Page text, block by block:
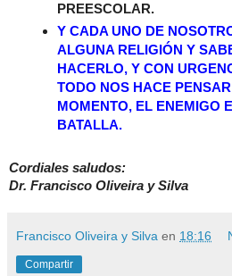
PREESCOLAR.
Y CADA UNO DE
ALGUNA RELIGIÓN Y
HACERLO, Y CON
TODO NOS HACE
MOMENTO, EL ENEMIGO
BATALLA.
Cordiales saludos:
Dr. Francisco Oliveira y Silva
Francisco Oliveira y Silva en 18:16
Compartir